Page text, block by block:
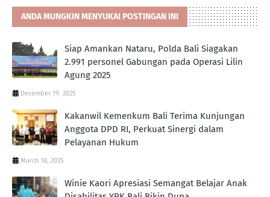
ANDA MUNGKIN MENYUKAI POSTINGAN INI
Siap Amankan Nataru, Polda Bali Siagakan
2.991 personel Gabungan pada Operasi Lilin
Agung 2025
December 19, 2025
Kakanwil Kemenkum Bali Terima Kunjungan
Anggota DPD RI, Perkuat Sinergi dalam
Pelayanan Hukum
March 18, 2025
Winie Kaori Apresiasi Semangat Belajar Anak